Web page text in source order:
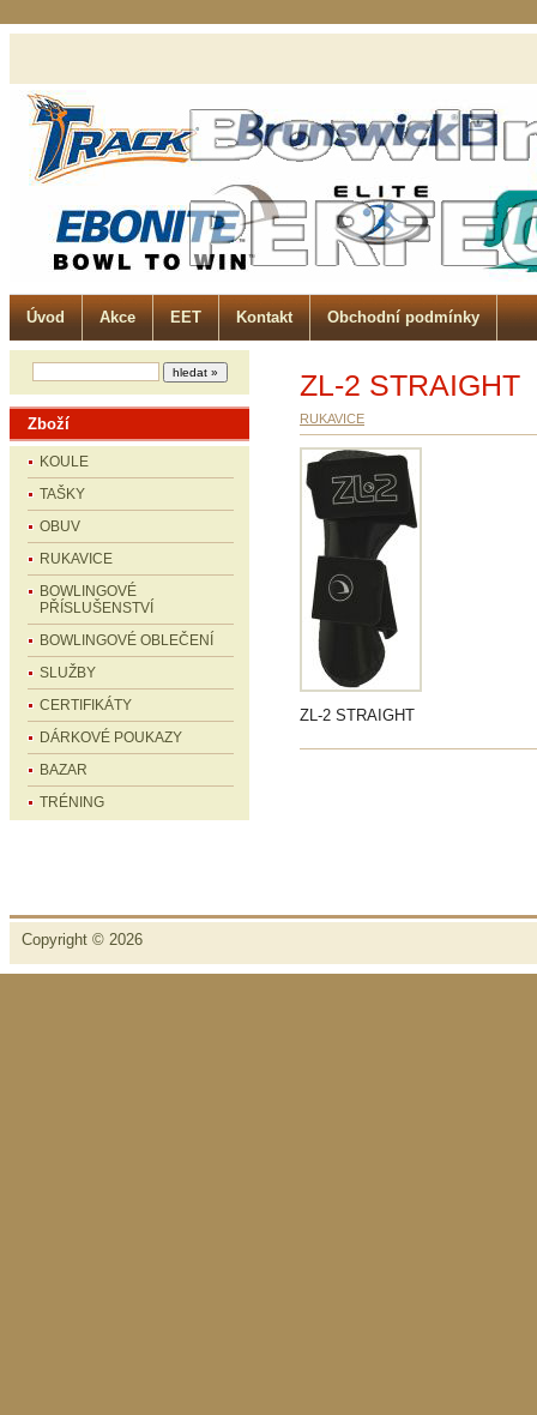
Úvod Akce EET Kontakt Obchodní podmínky
Zboží
KOULE
TAŠKY
OBUV
RUKAVICE
BOWLINGOVÉ
PŘÍSLUŠENSTVÍ
BOWLINGOVÉ OBLEČENÍ
SLUŽBY
CERTIFIKÁTY
DÁRKOVÉ POUKAZY
BAZAR
TRÉNING
ZL-2 STRAIGHT
RUKAVICE
ZL-2 STRAIGHT
Copyright © 2026